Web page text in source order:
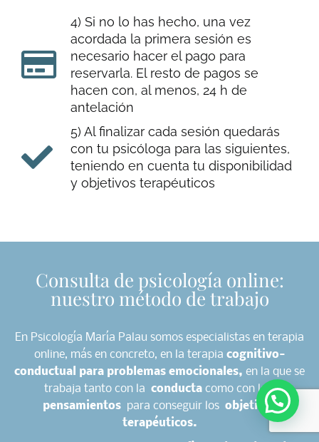
4) Si no lo has hecho, una vez
acordada la primera sesión es
necesario hacer el pago para
reservarla. El resto de pagos se
hacen con, al menos, 24 h de
antelación
5) Al finalizar cada sesión quedarás
con tu psicóloga para las siguientes,
teniendo en cuenta tu disponibilidad
y objetivos terapéuticos
Consulta de psicología online:
nuestro método de trabajo
En Psicología María Palau somos especialistas en terapia
online, más en concreto, en la terapia cognitivo-
conductual para problemas emocionales, en la que se
trabaja tanto con la conducta como con los
pensamientos para conseguir los objetivos
terapéuticos.